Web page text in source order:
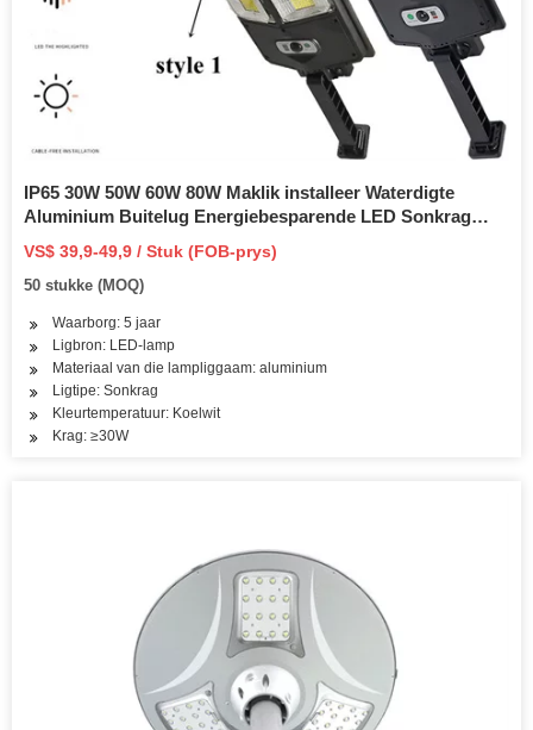
IP65 30W 50W 60W 80W Maklik installeer Waterdigte
Aluminium Buitelug Energiebesparende LED Sonkrag
Straatpad Tuinlamp met Paneel en Litiumbattery
VS$ 39,9-49,9 / Stuk (FOB-prys)
50 stukke (MOQ)
Waarborg: 5 jaar
Ligbron: LED-lamp
Materiaal van die lampliggaam: aluminium
Ligtipe: Sonkrag
Kleurtemperatuur: Koelwit
Krag: ≥30W